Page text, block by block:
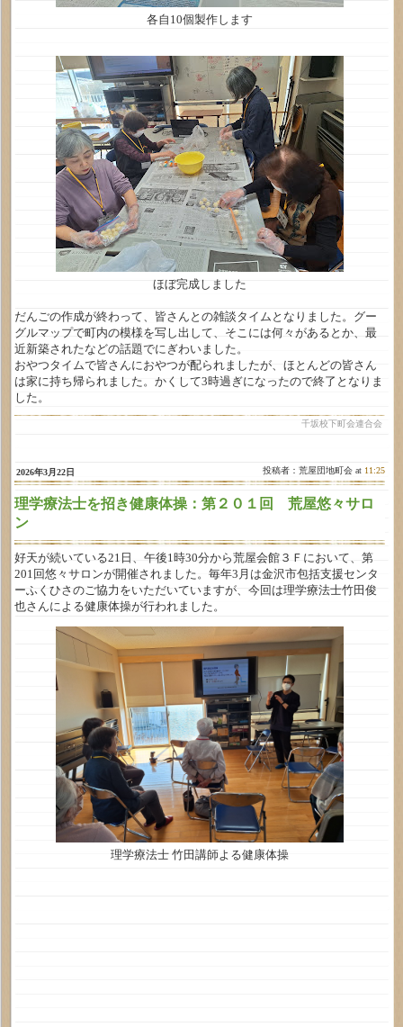
各自10個製作します
ほぼ完成しました
だんごの作成が終わって、皆さんとの雑談タイムとなりました。グー
グルマップで町内の模様を写し出して、そこには何々があるとか、最
近新築されたなどの話題でにぎわいました。
おやつタイムで皆さんにおやつが配られましたが、ほとんどの皆さん
は家に持ち帰られました。かくして3時過ぎになったので終了となりま
した。
千坂校下町会連合会
2026年3月22日 投稿者：荒屋団地町会 at 11:25
理学療法士を招き健康体操：第２０１回 荒屋悠々サロ
ン
好天が続いている21日、午後1時30分から荒屋会館３Ｆにおいて、第
201回悠々サロンが開催されました。毎年3月は金沢市包括支援センタ
ーふくひさのご協力をいただいていますが、今回は理学療法士竹田俊
也さんによる健康体操が行われました。
理学療法士 竹田講師よる健康体操